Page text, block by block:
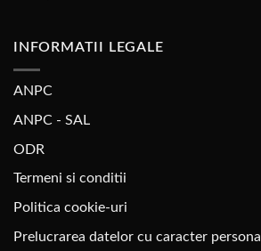
INFORMATII LEGALE
ANPC
ANPC - SAL
ODR
Termeni si conditii
Politica cookie-uri
Prelucrarea datelor cu caracter personal